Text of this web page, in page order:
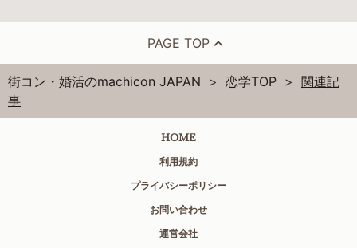
PAGE TOP
街コン・婚活のmachicon JAPAN 恋学TOP
関連記
事
HOME
利用規約
プライバシーポリシー
お問い合わせ
運営会社